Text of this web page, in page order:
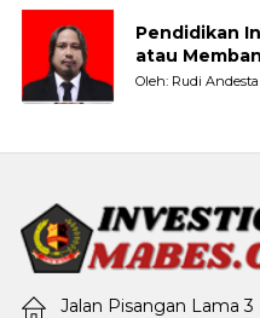
Pendidikan
atau
Oleh: Rudi Andesta
Jalan Pisangan Lama